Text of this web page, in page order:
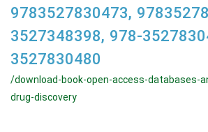
9783527830473,
3527348398, 978-
3527830480
/download-book-open-access-databases-
drug-discovery